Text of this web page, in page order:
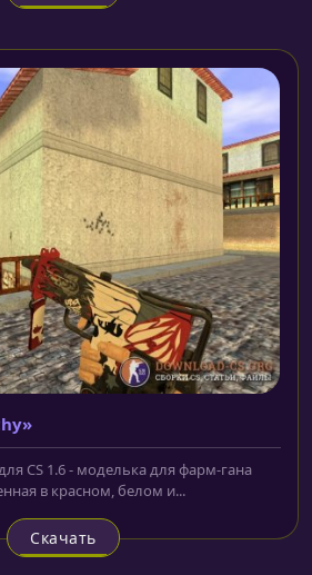
CS 1.6 - моделька для фарм-гана
в красном, белом и...
Скачать